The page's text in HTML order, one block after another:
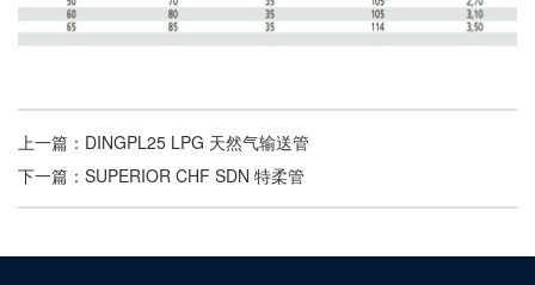
上一篇： DINGPL25 LPG 天然气输送管
下一篇： SUPERIOR CHF SDN 特柔管